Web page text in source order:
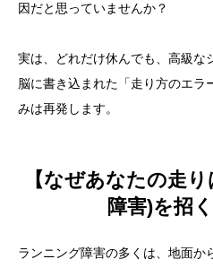
因だと思っていませんか？
実は、どれだけ休んでも、高級な
脳に書き込まれた「走り方のエラ
みは再発します。
【なぜあなたの走
障害)を招
ランニング障害の多くは、地面か